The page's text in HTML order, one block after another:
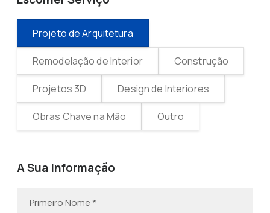
Projeto de Arquitetura
Remodelação de Interior Construção
Projetos 3D Design de Interiores
Obras Chave na Mão Outro
A Sua Informação